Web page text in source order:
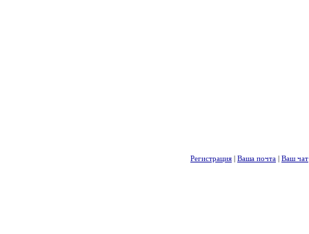
Регистрация | Ваша почта | Ваш чат